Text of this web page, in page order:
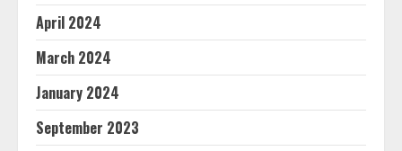
April 2024
March 2024
January 2024
September 2023